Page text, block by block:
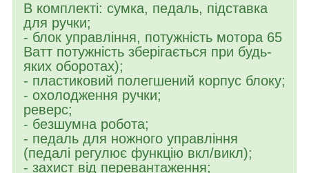
В комплекті: сумка, педаль, підставка
для ручки;
- блок управління, потужність мотора 65
Ватт потужність зберігається при будь-
яких оборотах);
- пластиковий полегшений корпус блоку;
- охолодження ручки;
реверс;
- безшумна робота;
- педаль для ножного управління
(педалі регулює функцію вкл/викл);
- захист від перевантаження;